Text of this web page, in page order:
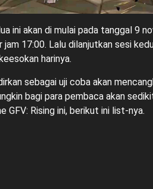
ini akan di mulai pada tanggal 9
17:00. Lalu dilanjutkan sesi
harinya.
sebagai uji coba akan
bagi para pembaca akan
GFV: Rising ini, berikut ini list-nya.